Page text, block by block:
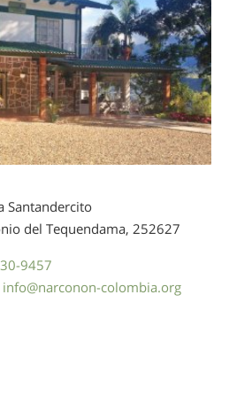
Santandercito
del Tequendama, 252627
9457
info@narconon-colombia.org